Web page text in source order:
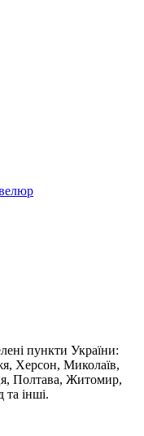
пункти України:
Херсон, Миколаїв,
Полтава, Житомир,
інші.